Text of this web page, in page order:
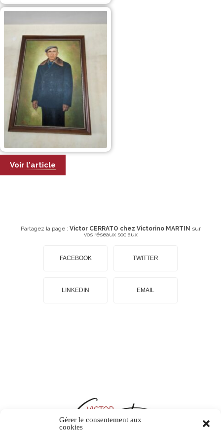
Gérer le consentement aux
cookies
Voir l'article
Partagez la page : Victor CERRATO chez Victorino MARTIN sur
vos réseaux sociaux
FACEBOOK TWITTER
LINKEDIN EMAIL